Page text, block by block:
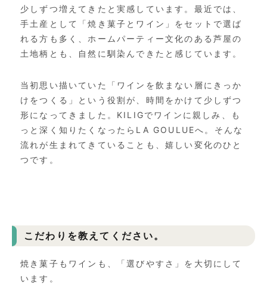
少しずつ増えてきたと実感しています。最近では、
手土産として「焼き菓子とワイン」をセットで選ば
れる方も多く、ホームパーティー文化のある芦屋の
土地柄とも、自然に馴染んできたと感じています。
当初思い描いていた「ワインを飲まない層にきっか
けをつくる」という役割が、時間をかけて少しずつ
形になってきました。KILIGでワインに親しみ、も
っと深く知りたくなったら LA GOULUEへ。そんな
流れが生まれてきていることも、嬉しい変化のひと
つです。
こだわりを教えてください。
焼き菓子もワインも、「選びやすさ」を大切にして
います。